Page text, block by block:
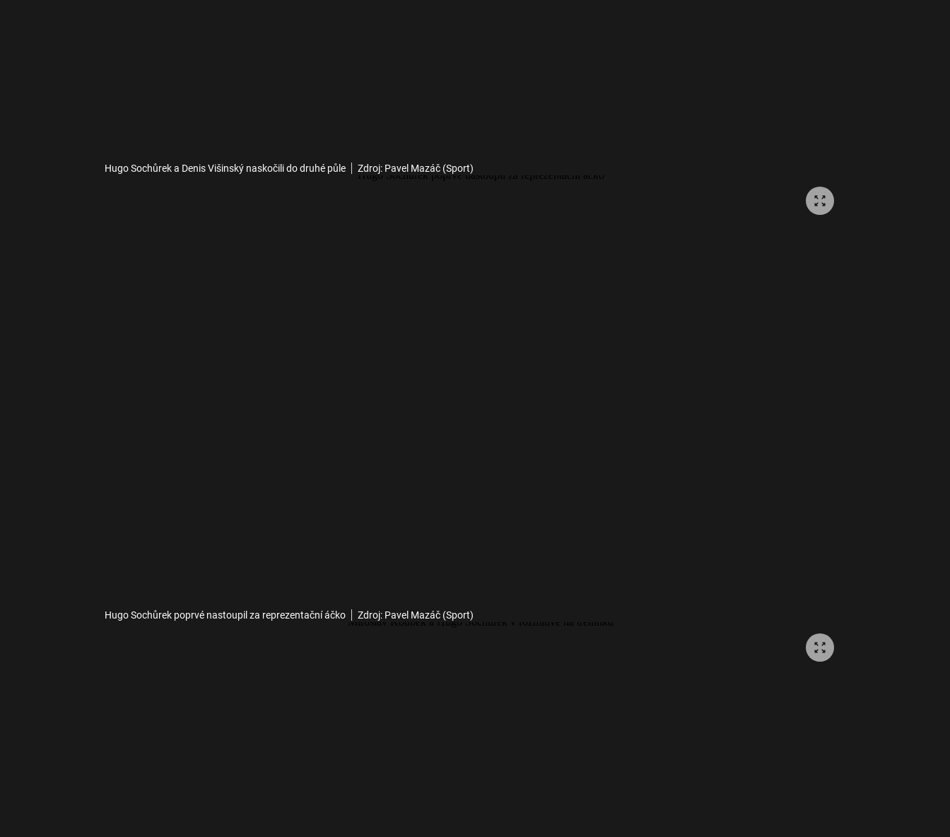
Hugo Sochůrek a Denis Višinský naskočili do druhé půle Zdroj: Pavel Mazáč (Sport)
Hugo Sochůrek poprvé nastoupil za reprezentační áčko Zdroj: Pavel Mazáč (Sport)